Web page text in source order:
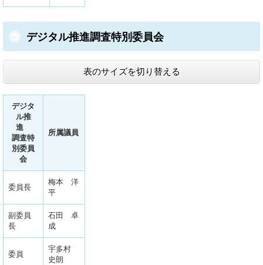
デジタル推進調査特別委員会
表のサイズを切り替える
デジタ
ル推
進
調査特
別委員
会
所属議員
委員長
梅本 洋
平
副委員
長
石田 卓
成
委員
宇多村
史朗